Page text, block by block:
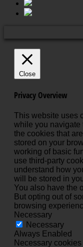
Close
Privacy Overview
This website uses
while you navigate
the cookies that
stored on your
working of basic
use third-party
understand how
will be stored in
You also have the
But opting out of
browsing
Necessary
Necessary
Always Enabled
Necessary